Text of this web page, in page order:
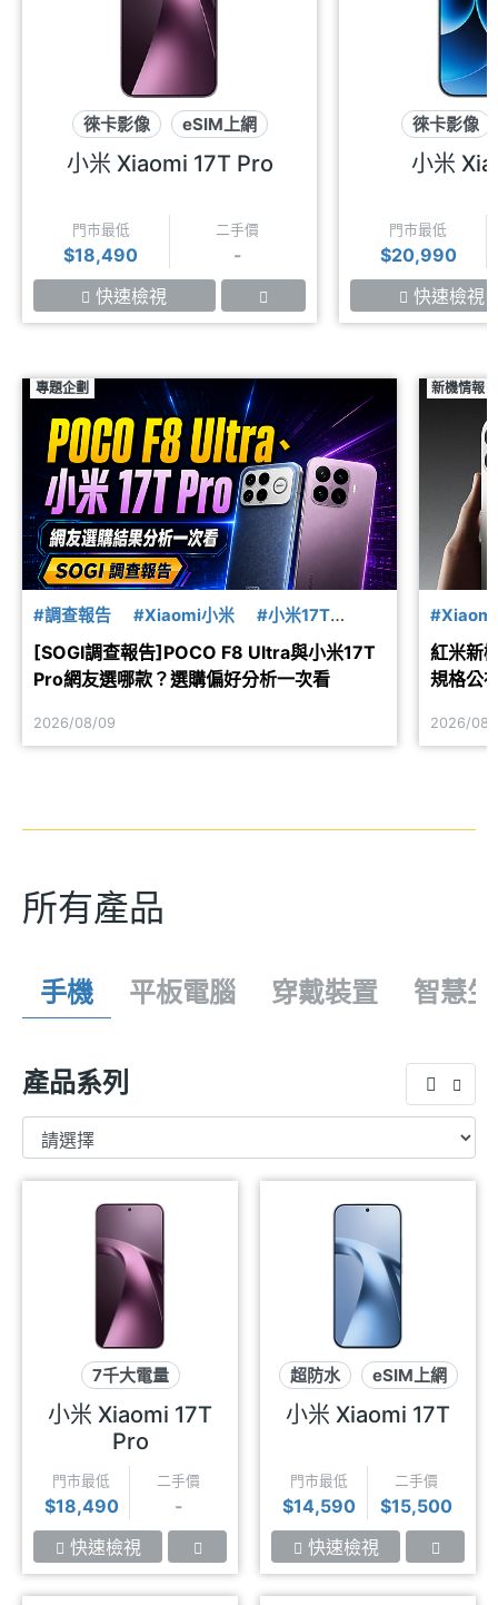
徠卡影像
eSIM上網
7千大電量
小米 Xiaomi 17T Pro
門市最低
$18,490
二手價
-
快速檢視
徠卡影像
浮動
小米
門市最低
$20,990
快速檢視
專題企劃
#調查報告 #Xiaomi小米
#小米17T
#POCO
#F8
[SOGI調查報告]POCO F8 Ultra與小米17T
Pro網友選哪款？選購偏好分析一次看
2026/08/09
新機情報
紅米新
規格公
2026/08/
所有產品
手機 平板電腦 穿戴裝置 智慧
產品系列
7千大電量
eSIM上網
徠卡影像
小米 Xiaomi 17T
Pro
門市最低
$18,490
二手價
-
快速檢視
超防水
eSIM上網
徠卡影像
小米 Xiaomi 17T
門市最低
$14,590
二手價
$15,500
快速檢視